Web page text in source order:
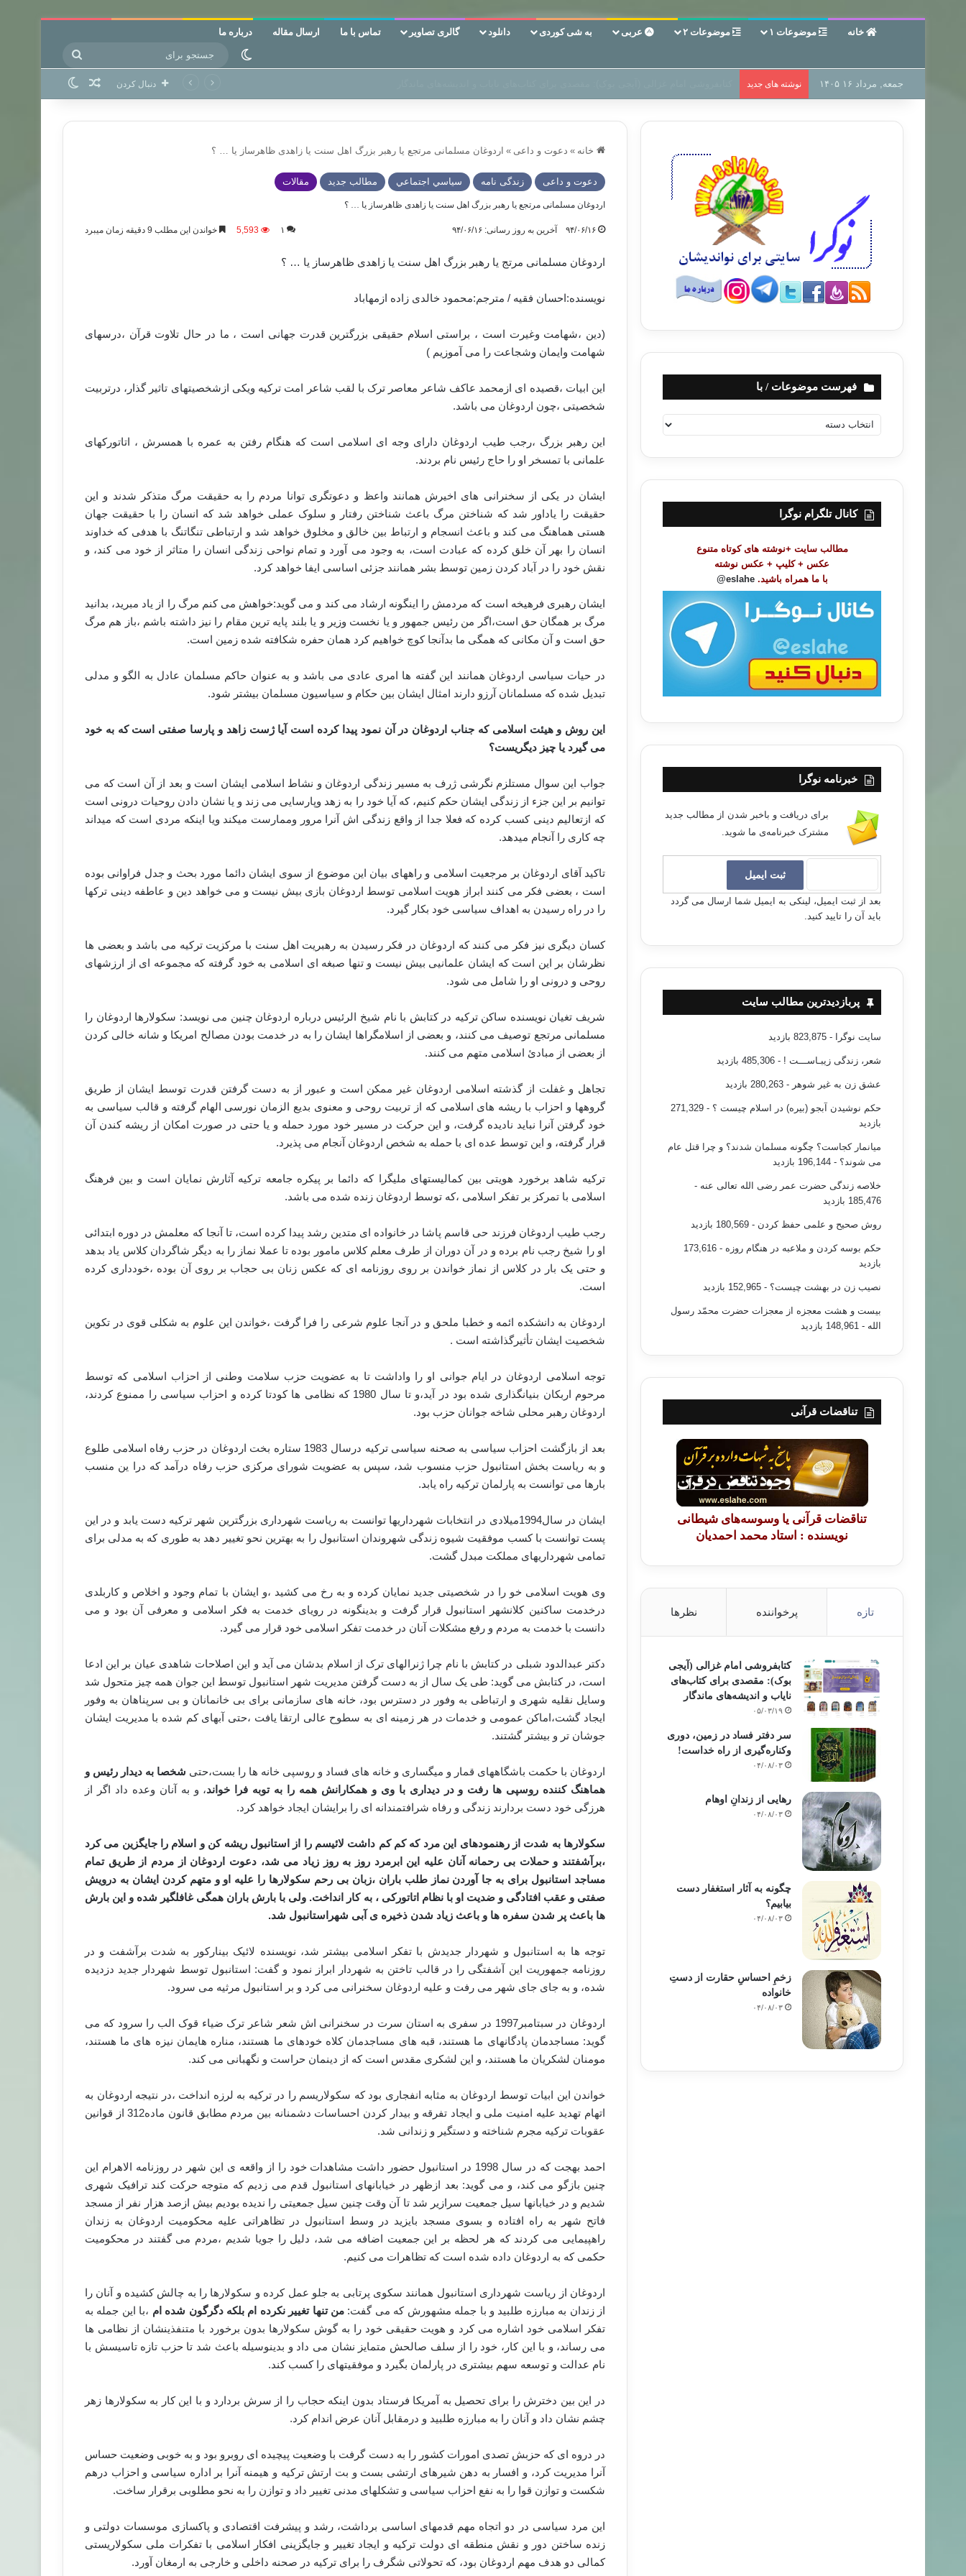
خانه موضوعات ۱ موضوعات ۲ عربی به شی کوردی دانلود گالری تصاویر تماس با ما ارسال مقاله درباره ما
تغییر پوسته
برای جمعه, مرداد ۱۶ ۱۴۰۵ نوشته های جدید دنبال کردن نوشته تصادفی
خانه » دعوت و داعی » اردوغان مسلمانی مرتجع یا رهبر بزرگ اهل سنت یا زاهدی ظاهرساز یا … ؟
دعوت و داعی زندگی نامه سياسي اجتماعي مطالب جدید مقالات
اردوغان مسلمانی مرتجع یا رهبر بزرگ اهل سنت یا زاهدی ظاهرساز یا … ؟
۹۴/۰۶/۱۶ آخرین به روز رسانی: ۹۴/۰۶/۱۶ ۱ 5,593 خواندن این مطلب 9 دقیقه زمان میبرد
اردوغان مسلمانی مرتج یا رهبر بزرگ اهل سنت یا زاهدی ظاهرساز یا … ؟
نویسنده:احسان فقیه / مترجم:محمود خالدی زاده ازمهاباد
(دین ،شهامت وغیرت است ، براستی اسلام حقیقی بزرگترین قدرت جهانی است ، ما در حال تلاوت قرآن ،درسهای
شهامت وایمان وشجاعت را می آموزیم )
این ابیات ،قصیده ای ازمحمد عاکف شاعر معاصر ترک با لقب شاعر امت ترکیه ویکی ازشخصیتهای تاثیر گذار، درتربیت
شخصیتی ،چون اردوغان می باشد.
این رهبر بزرگ ،رجب طیب اردوغان دارای وجه ای اسلامی است که هنگام رفتن به عمره با همسرش ، اتاتورکهای
علمانی با تمسخر او را حاج رئیس نام بردند.
ایشان در یکی از سخنرانی های اخیرش همانند واعظ و دعوتگری توانا مردم را به حقیقت مرگ متذکر شدند و این
حقیقت را یاداور شد که شناختن مرگ باعث شناختن رفتار و سلوک عملی خواهد شد که انسان را با حقیقت جهان
هستی هماهنگ می کند و باعث انسجام و ارتباط بین خالق و مخلوق خواهد شد و ارتباطی تنگاتنگ با هدفی که خداوند
انسان را بهر آن خلق کرده که عبادت است، به وجود می آورد و تمام نواحی زندگی انسان را متاثر از خود می کند، و
نقش خود را در آباد کردن زمین توسط بشر همانند جزئی اساسی ایفا خواهد کرد.
ایشان رهبری فرهیخه است که مردمش را اینگونه ارشاد می کند و می گوید:خواهش می کنم مرگ را از یاد مبرید، بدانید
مرگ بر همگان حق است،اگر من رئیس جمهور و یا نخست وزیر و یا بلند پایه ترین مقام را نیز داشته باشم ،باز هم مرگ
حق است و آن مکانی که همگی ما بدآنجا کوچ خواهیم کرد همان حفره شکافته شده زمین است.
در حیات سیاسی اردوغان همانند این گفته ها امری عادی می باشد و به عنوان حاکم مسلمان عادل به الگو و مدلی
تبدیل شده که مسلمانان آرزو دارند امثال ایشان بین حکام و سیاسیون مسلمان بیشتر شود.
این روش و هیئت اسلامی که جناب اردوغان در آن نمود پیدا کرده است آیا ژست زاهد و پارسا صفتی است که به خود
می گیرد یا چیز دیگریست؟
جواب این سوال مستلزم نگرشی ژرف به مسیر زندگی اردوغان و نشاط اسلامی ایشان است و بعد از آن است که می
توانیم بر این جزء از زندگی ایشان حکم کنیم، که آیا خود را به زهد وپارسایی می زند و یا نشان دادن روحیات درونی است
که ازتعالیم دینی کسب کرده که فعلا جدا از واقع زندگی اش آنرا مرور وممارست میکند ویا اینکه مردی است که میداند
چه کاری را آنجام میدهد.
تاکید آقای اردوغان بر مرجعیت اسلامی و راههای بیان این موضوع از سوی ایشان دائما مورد بحث و جدل فراوانی بوده
است ، بعضی فکر می کنند ابراز هویت اسلامی توسط اردوغان بازی بیش نیست و می خواهد دین و عاطفه دینی ترکها
را در راه رسیدن به اهداف سیاسی خود بکار گیرد.
کسان دیگری نیز فکر می کنند که اردوغان در فکر رسیدن به رهبریت اهل سنت با مرکزیت ترکیه می باشد و بعضی ها
نظرشان بر این است که ایشان علمانیی بیش نیست و تنها صبغه ای اسلامی به خود گرفته که مجموعه ای از ارزشهای
روحی و درونی او را شامل می شود.
شریف تغیان نویسنده ساکن ترکیه در کتابش با نام شیخ الرئیس درباره اردوغان چنین می نویسد: سکولارها اردوغان را
مسلمانی مرتجع توصیف می کنند، و بعضی از اسلامگراها ایشان را به در خدمت بودن مصالح امریکا و شانه خالی کردن
از بعضی از مبادئ اسلامی متهم می کنند.
تجاهل و غفلت از گذشته اسلامی اردوغان غیر ممکن است و عبور از به دست گرفتن قدرت توسط ایشان از طریق
گروهها و احزاب با ریشه های اسلامی که از تربیت روحی و معنوی بدیع الزمان نورسی الهام گرفته و قالب سیاسی به
خود گرفتن آنرا نباید نادیده گرفت، و این حرکت در مسیر خود مورد حمله و یا حتی در صورت امکان از ریشه کندن آن
قرار گرفته، و این توسط عده ای با حمله به شخص اردوغان آنجام می پذیرد.
ترکیه شاهد برخورد هویتی بین کمالیستهای ملیگرا که دائما بر پیکره جامعه ترکیه آثارش نمایان است و بین فرهنگ
اسلامی با تمرکز بر تفکر اسلامی ،که توسط اردوغان زنده شده می باشد.
رجب طیب اردوغان فرزند حی قاسم پاشا در خانواده ای متدین رشد پیدا کرده است، تا آنجا که معلمش در دوره ابتدائی
او را شیخ رجب نام برده و در آن دوران از طرف معلم کلاس مامور بوده تا عملا نماز را به دیگر شاگردان کلاس یاد بدهد
و حتی یک بار در کلاس از نماز خواندن بر روی روزنامه ای که عکس زنان بی حجاب بر روی آن بوده ،خودداری کرده
است.
اردوغان به دانشکده ائمه و خطبا ملحق و در آنجا علوم شرعی را فرا گرفت ،خواندن این علوم به شکلی قوی در تکوین
شخصیت ایشان تأثیرگذاشته است .
توجه اسلامی اردوغان در ایام جوانی او را واداشت تا به عضویت حزب سلامت وطنی از احزاب اسلامی که توسط
مرحوم اربکان بنیانگذاری شده بود در آید،و تا سال 1980 که نظامی ها کودتا کرده و احزاب سیاسی را ممنوع کردند،
اردوغان رهبر محلی شاخه جوانان حزب بود.
بعد از بازگشت احزاب سیاسی به صحنه سیاسی ترکیه درسال 1983 ستاره بخت اردوغان در حزب رفاه اسلامی طلوع
و به ریاست بخش استانبول حزب منسوب شد، سپس به عضویت شورای مرکزی حزب رفاه درآمد که درا ین منسب
بارها می توانست به پارلمان ترکیه راه یابد.
ایشان در سال1994میلادی در انتخابات شهرداریها توانست به ریاست شهرداری بزرگترین شهر ترکیه دست یابد و در این
پست توانست با کسب موفقیت شیوه زندگی شهروندان استانبول را به بهترین نحو تغییر دهد به طوری که به مدلی برای
تمامی شهرداریهای مملکت مبدل گشت.
وی هویت اسلامی خو را در شخصیتی جدید نمایان کرده و به رخ می کشید ،و ایشان با تمام وجود و اخلاص و کاربلدی
درخدمت ساکنین کلانشهر استانبول قرار گرفت و بدینگونه در رویای خدمت به فکر اسلامی و معرفی آن بود و می
دانست با خدمت به مردم و رفع مشکلات آنان در خدمت تفکر اسلامی خود قرار می گیرد.
دکتر عبدالدود شبلی در کتابش با نام چرا ژنرالهای ترک از اسلام بدشان می آید و این اصلاحات شاهدی عیان بر این ادعا
است، در کتابش می گوید: طی یک سال از به دست گرفتن مدیریت شهر استانبول توسط این جوان همه چیز متحول شد
وسایل نقلیه شهری و ارتباطی به وفور در دسترس بود، خانه های سازمانی برای بی خانمانان و بی سرپناهان به وفور
ایجاد گشت،اماکن عمومی و خدمات در هر زمینه ای به سطوح عالی ارتقا یافت ،حتی آبهای کم شده با مدیریت ایشان
جوشان تر و بیشتر گشتند.
اردوغان با حکمت باشگاههای قمار و میگساری و خانه های فساد و روسپی خانه ها را بست،حتی شخصا به دیدار رئیس و
هماهنگ کننده روسپی ها رفت و در دیداری با وی و همکارانش همه را به توبه فرا خواند، و به آنان وعده داد اگر از
هرزگی خود دست بردارند زندگی و رفاه شرافتمندانه ای را برایشان ایجاد خواهد کرد.
سکولارها به شدت از رهنمودهای این مرد که کم کم داشت لائیسم را از استانبول ریشه کن و اسلام را جایگزین می کرد
،برآشفتند و حملات بی رحمانه آنان علیه این ابرمرد روز به روز زیاد می شد، دعوت اردوغان از مردم از طریق تمام
مساجد استانبول برای به جا آوردن نماز طلب باران ،زبان بی رحم سکولارها را علیه او و متهم کردن ایشان به درویش
صفتی و عقب افتادگی و ضدیت او با نظام اتاتورکی ، به کار انداخت. ولی با بارش باران همگی غافلگیر شده و این بارش
ها باعث پر شدن سفره ها و باعث زیاد شدن ذخیره ی آبی شهراستانبول شد.
توجه ها به استانبول و شهردار جدیدش با تفکر اسلامی بیشتر شد، نویسنده لائیک بینارکور به شدت برآشفت و در
روزنامه جمهوریت این آشفتگی را در قالب تاختن به شهردار ابراز نمود و گفت: استانبول توسط شهردار جدید دزدیده
شده، و به جای جای شهر می رفت و علیه اردوغان سخنرانی می کرد و بر استانبول مرثیه می سرود.
اردوغان در سبتامبر1997 در سفری به استان سرت در سخنرانی اش شعر شاعر ترک ضیاء قوک الب را سرود که می
گوید: مساجدمان پادگانهای ما هستند، قبه های مساجدمان کلاه خودهای ما هستند، مناره هایمان نیزه های ما هستند،
مومنان لشکریان ما هستند، و این لشکری مقدس است که از دینمان حراست و نگهبانی می کند.
خواندن این ابیات توسط اردوغان به مثابه انفجاری بود که سکولاریسم را در ترکیه به لرزه انداخت ،در نتیجه اردوغان به
اتهام تهدید علیه امنیت ملی و ایجاد تفرقه و بیدار کردن احساسات دشمنانه بین مردم مطابق قانون ماده312 از قوانین
عقوبات ترکیه مجرم شناخته و دستگیر و زندانی شد.
احمد بهجت که در سال 1998 در استانبول حضور داشت مشاهدات خود را از واقعه ی این شهر در روزنامه الاهرام این
چنین بازگو می کند، و می گوید: بعد ازظهر در خیابانهای استانبول قدم می زدیم که متوجه حرکت کند ترافیک شهری
شدیم و در خیابانها سیل جمعیت سرازیر شد تا آن وقت چنین سیل جمعیتی را ندیده بودیم بیش ازصد هزار نفر از مسجد
فاتح شهر به راه افتاده و بسوی مسجد بایزید در وسط استانبول در تظاهراتی علیه محکومیت اردوغان به زندان
راهپیمایی می کردند که هر لحظه بر این جمعیت اضافه می شد، دلیل را جویا شدیم ،مردم می گفتند در محکومیت
حکمی که به اردوغان داده شده است که تظاهرات می کنیم.
اردوغان از ریاست شهرداری استانبول همانند سکوی پرتابی به جلو عمل کرده و سکولارها را به چالش کشیده و آنان را
از زندان به مبارزه طلبید و با جمله مشهورش که می گفت: من تنها تغییر نکرده ام بلکه دگرگون شده ام ،با این جمله به
تفکر اسلامی خود اشاره می کرد و هویت حقیقی خود را به گوش سکولارها بدون برخورد با متنفذینشان از نظامی ها
می رساند، و با این کار، خود را از سلف صالحش متمایز نشان می داد و بدینوسیله باعث شد تا حزب تازه تاسیسش با
نام عدالت و توسعه سهم بیشتری در پارلمان بگیرد و موفقیتهای را کسب کند.
در این بین دخترش را برای تحصیل به آمریکا فرستاد بدون اینکه حجاب را از سرش بردارد و با این کار به سکولارها زهر
چشم نشان داد و آنان را به مبارزه طلبید و درمقابل آنان عرض اندام کرد.
در دروه ای که حزبش تصدی امورات کشور را به دست گرفت با وضعیت پیچیده ای روبرو بود و به خوبی وضعیت حساس
آنرا مدیریت کرد، و افسار به دهن شیرهای ارتشی بست و بت ارتش ترکیه و هیمنه آنرا بر اداره سیاسی و احزاب درهم
شکست و توازن قوا را به نفع احزاب سیاسی و تشکلهای مدنی تغییر داد و توازن را به نحو مطلوبی برقرار ساخت.
این مرد سیاسی در دو اتجاه مهم قدمهای اساسی برداشت، رشد و پیشرفت اقتصادی و پاکسازی موسسات دولتی و
زنده ساختن دور و نقش منطقه ای دولت ترکیه و ایجاد تغییر و جایگزینی افکار اسلامی با تفکرات ملی سکولاریستی
کمالی دو هدف مهم اردوغان بود، که تحولاتی شگرف را برای ترکیه در صحنه داخلی و خارجی به ارمغان آورد.
فهرست موضوعات / با
ه
ت
ض
کانال تلگرام نوگرا
مطالب سایت +نوشته های کوتاه متنوع
عکس + کلیپ + عکس نوشته
با ما همراه باشید. eslahe@
خبرنامه نوگرا
برای دریافت و باخبر شدن از مطالب جدید
مشترک خبرنامه‌ی ما شوید.
بعد از ثبت ایمیل، لینکی به ایمیل شما ارسال می گردد
باید آن را تایید کنید.
پربازدیدترین مطالب سایت
سایت نوگرا - 823,875 بازدید
شعر، زندگی زیبـاســـت ! - 485,306 بازدید
عشق زن به غیر شوهر - 280,263 بازدید
حکم نوشیدن آبجو (بیره) در اسلام چیست ؟
- 271,329
بازدید
میانمار کجاست؟ چگونه مسلمان شدند؟ و چرا قتل عام
می شوند؟ - 196,144 بازدید
خلاصه زندگی حضرت عمر رضی الله تعالی عنه -
185,476 بازدید
روش صحیح و علمی حفظ کردن - 180,569 بازدید
حکم بوسه کردن و ملاعبه در هنگام روزه
- 173,616
بازدید
نصیب زن در بهشت چیست؟ - 152,965 بازدید
بیست و هشت معجزه از معجزات حضرت محمّد رسول
الله - 148,961 بازدید
تناقضات قرآنی
تناقضات قرآنی یا وسوسه‌های شیطانی
نویسنده : استاد محمد احمدیان
تازه پرخواننده نظرها
کتابفروشی امام غزالی (آیجی
بوک): مقصدی برای کتاب‌های
نایاب و اندیشه‌های ماندگار
۰۵/۰۳/۱۹
سر دفتر فساد در زمین‌، دوری
وکناره‌گیری از راه خداست‌!
۰۴/۰۸/۰۳
رهایی از زندانِ اوهام
۰۴/۰۸/۰۳
چگونه به آثار استغفار دست
بیابیم؟
۰۴/۰۸/۰۳
زخمِ احساسِ حقارت از دستِ
خانواده
۰۴/۰۸/۰۳